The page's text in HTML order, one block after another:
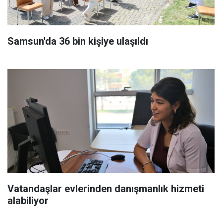
Samsun'da 36 bin kişiye ulaşıldı
Vatandaşlar evlerinden danışmanlık hizmeti
alabiliyor